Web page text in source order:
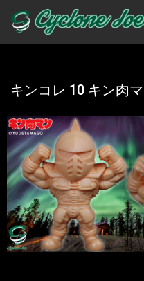
キンコレ 10 キン肉